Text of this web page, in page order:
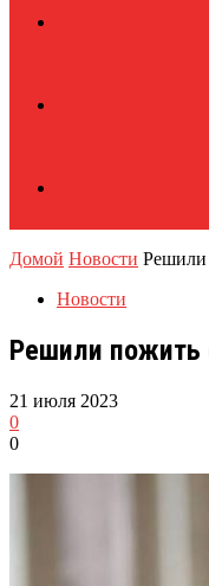
Домой Новости Решили
Новости
Решили пожить
21 июля 2023
0
0